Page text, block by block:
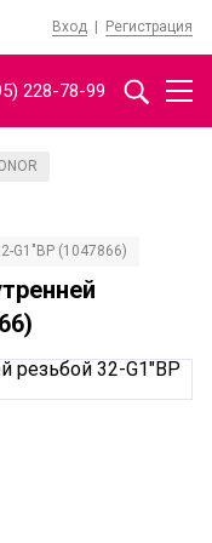
Вход | Регистрация
228-78-99
G1"ВР (1047866)